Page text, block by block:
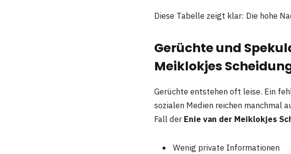
Diese Tabelle zeigt klar: Die hohe
Gerüchte und
Meiklokjes
Gerüchte entstehen oft leise. Ein
sozialen Medien reichen manchmal
Fall derEnie van der Meiklokjes
Wenig private Informationen